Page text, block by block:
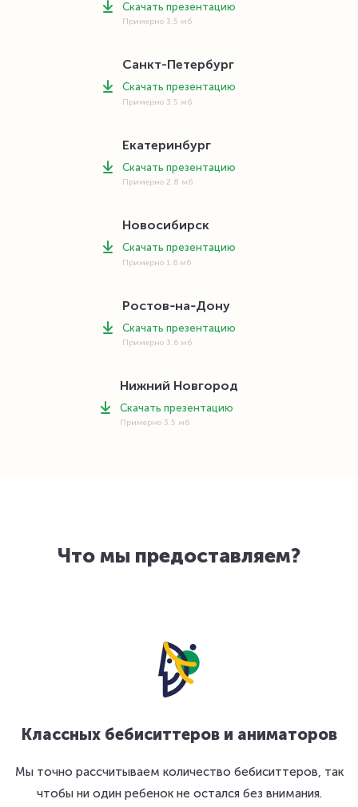
Скачать презентацию
Примерно 3.5 мб
Санкт-Петербург
Скачать презентацию
Примерно 3.5 мб
Екатеринбург
Скачать презентацию
Примерно 2.8 мб
Новосибирск
Скачать презентацию
Примерно 1.6 мб
Ростов‑на‑Дону
Скачать презентацию
Примерно 3.6 мб
Нижний Новгород
Скачать презентацию
Примерно 3.5 мб
Что мы предоставляем?
Классных бебиситтеров и аниматоров
Мы точно рассчитываем количество бебиситтеров, так
чтобы ни один ребенок не остался без внимания.